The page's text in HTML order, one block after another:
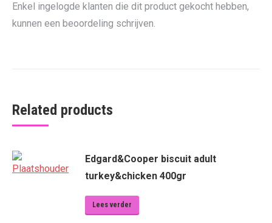
Enkel ingelogde klanten die dit product gekocht hebben,
kunnen een beoordeling schrijven.
Related products
Edgard&Cooper biscuit adult
turkey&chicken 400gr
Lees verder